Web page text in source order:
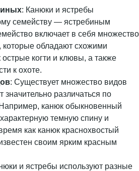
: Канюки и ястребы
семейству — ястребиным
включает в себя множество
обладают схожими
острые когти и клювы, а также
к охоте.
: Существует множество видов
значительно различаться по
канюк обыкновенный
темную спину и
как канюк краснохвостый
своим ярким красным
и ястребы используют разные